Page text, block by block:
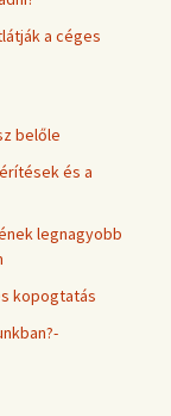
a céges
belőle
és a
legnagyobb
kopogtatás